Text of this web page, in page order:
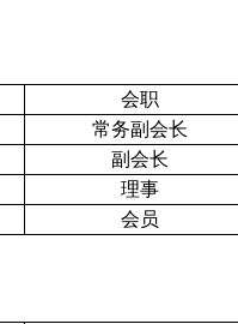
会职
常务副会长
副会长
理事
会员